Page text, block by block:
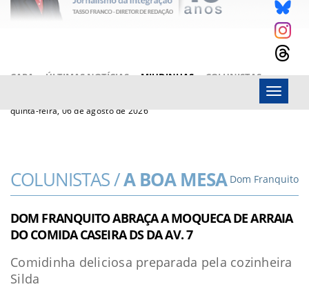
CAPA ÚLTIMAS NOTÍCIAS MIUDINHAS
COLUNISTAS
quinta-feira, 06 de agosto de 2026
Menu
COLUNISTAS /A BOA MESA Dom Franquito
DOM FRANQUITO ABRAÇA A MOQUECA DE ARRAIA
DO COMIDA CASEIRA DS DA AV. 7
Comidinha deliciosa preparada pela cozinheira
Silda